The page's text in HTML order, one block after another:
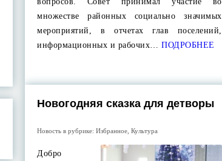
множестве районных социально значимых
мероприятий, в отчетах глав поселений,
информационных и рабочих… ПОДРОБНЕЕ
Новогодняя сказка для детворы
Новость в рубрике:Избранное ,Культура
Добро